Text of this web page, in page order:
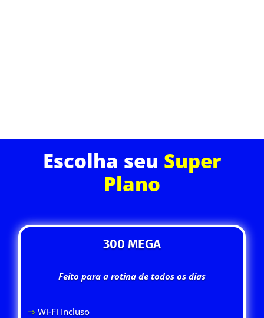
Escolha seu Super
Plano
300 MEGA
Feito para a rotina de todos os dias
⇒ Wi-Fi Incluso